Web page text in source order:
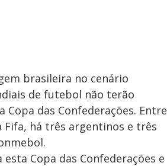
brasileira no cenário
de futebol não terão
das Confederações. Entre
Fifa, há três argentinos e três
Copa das Confederações e